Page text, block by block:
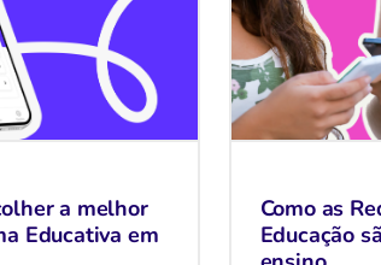
a melhor
Educativa em
Como as
Educação